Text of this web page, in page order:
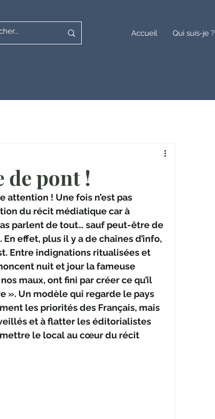
Accueil Qui suis-je ?
de pont !
! Une fois n’est pas
du récit médiatique car à
parlent de tout… sauf peut-être de
effet, plus il y a de chaînes d’info,
Entre indignations ritualisées et
nuit et jour la fameuse
maux, ont fini par créer ce qu’il
». Un modèle qui regarde le pays
les priorités des Français, mais
et à flatter les éditorialistes
le local au cœur du récit